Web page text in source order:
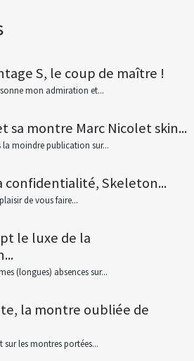
S, le coup de maître !
mon admiration et...
sa montre Marc Nicolet skin...
la moindre publication sur...
confidentialité, Skeleton...
de vous faire...
le luxe de la
(longues) absences sur...
la montre oubliée de
les montres portées...